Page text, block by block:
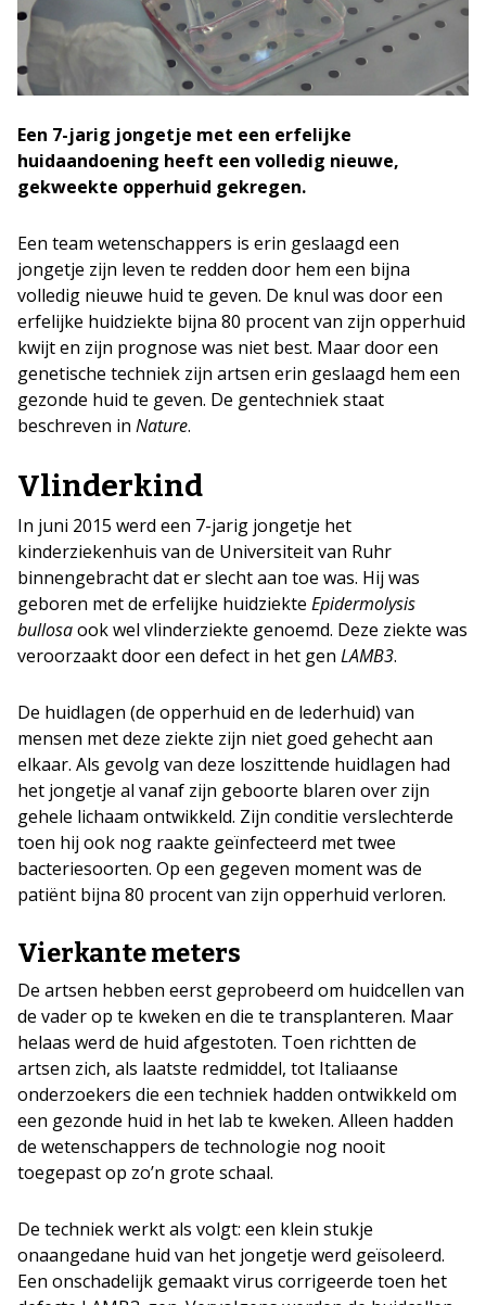
Een 7-jarig jongetje met een erfelijke
huidaandoening heeft een volledig nieuwe,
gekweekte opperhuid gekregen.
Een team wetenschappers is erin geslaagd een
jongetje zijn leven te redden door hem een bijna
volledig nieuwe huid te geven. De knul was door een
erfelijke huidziekte bijna 80 procent van zijn opperhuid
kwijt en zijn prognose was niet best. Maar door een
genetische techniek zijn artsen erin geslaagd hem een
gezonde huid te geven. De gentechniek staat
beschreven in Nature.
Vlinderkind
In juni 2015 werd een 7-jarig jongetje het
kinderziekenhuis van de Universiteit van Ruhr
binnengebracht dat er slecht aan toe was. Hij was
geboren met de erfelijke huidziekte Epidermolysis
bullosaook wel vlinderziekte genoemd. Deze ziekte was
veroorzaakt door een defect in het gen LAMB3.
De huidlagen (de opperhuid en de lederhuid) van
mensen met deze ziekte zijn niet goed gehecht aan
elkaar. Als gevolg van deze loszittende huidlagen had
het jongetje al vanaf zijn geboorte blaren over zijn
gehele lichaam ontwikkeld. Zijn conditie verslechterde
toen hij ook nog raakte geïnfecteerd met twee
bacteriesoorten. Op een gegeven moment was de
patiënt bijna 80 procent van zijn opperhuid verloren.
Vierkante meters
De artsen hebben eerst geprobeerd om huidcellen van
de vader op te kweken en die te transplanteren. Maar
helaas werd de huid afgestoten. Toen richtten de
artsen zich, als laatste redmiddel, tot Italiaanse
onderzoekers die een techniek hadden ontwikkeld om
een gezonde huid in het lab te kweken. Alleen hadden
de wetenschappers de technologie nog nooit
toegepast op zo’n grote schaal.
De techniek werkt als volgt: een klein stukje
onaangedane huid van het jongetje werd geïsoleerd.
Een onschadelijk gemaakt virus corrigeerde toen het